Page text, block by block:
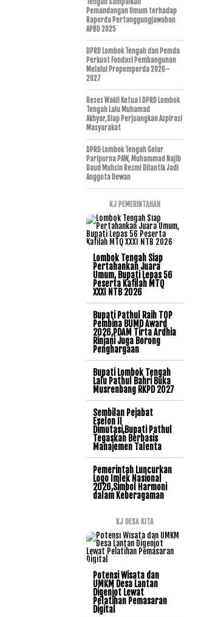
Tengah Sampaikan
Pemandangan Umum terhadap
Raperda Pertanggungjawaban
APBD 2025
DPRD Lombok Tengah dan Pemda
Perkuat Fondasi Pembangunan
Melalui Propemperda 2026–
2027
Reses Wakil Ketua I DPRD Lombok
Tengah Lalu Muhamad
Akhyar,Siap Perjuangkan Aspirasi
Masyarakat
DPRD Lombok Tengah Gelar
Paripurna PAW, Muhammad Najib
Daud Muhsin Resmi Dilantik Jadi
Anggota Dewan
KJ PEMERINTAHAN
Lombok Tengah Siap
Pertahankan Juara
Umum, Bupati Lepas 56
Peserta Kafilah MTQ
XXXI NTB 2026
Bupati Pathul Raih TOP
Pembina BUMD Award
2026,PDAM Tirta Ardhia
Rinjani Juga Borong
Penghargaan
Bupati Lombok Tengah
Lalu Pathul Bahri Buka
Musrenbang RKPD 2027
Sembilan Pejabat
Eselon II
Dimutasi,Bupati Pathul
Tegaskan Berbasis
Manajemen Talenta
Pemerintah Luncurkan
Logo Imlek Nasional
2026,Simbol Harmoni
dalam Keberagaman
KJ DESA KITA
Potensi Wisata dan
UMKM Desa Lantan
Digenjot Lewat
Pelatihan Pemasaran
Digital